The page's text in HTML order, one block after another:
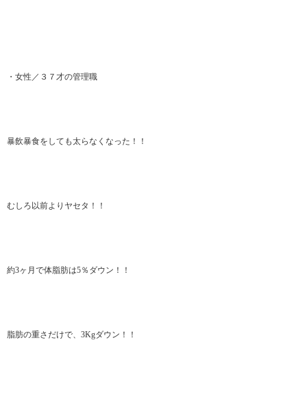
・女性／３７才の管理職
暴飲暴食をしても太らなくなった！！
むしろ以前よりヤセタ！！
約3ヶ月で体脂肪は5％ダウン！！
脂肪の重さだけで、3Kgダウン！！